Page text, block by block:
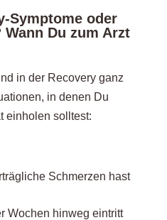
Symptome oder
Du zum Arzt
in der Recovery ganz
in denen Du
einholen solltest:
Schmerzen hast
Wochen hinweg eintritt